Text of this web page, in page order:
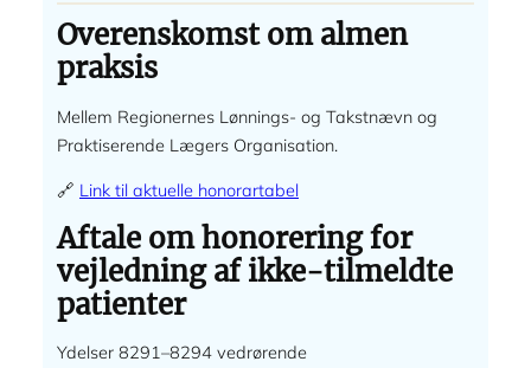
Overenskomst om almen
praksis
Mellem Regionernes Lønnings- og Takstnævn og
Praktiserende Lægers Organisation.
🔗 Link til aktuelle honorartabel
Aftale om honorering for
vejledning af ikke-tilmeldte
patienter
Ydelser 8291–8294 vedrørende